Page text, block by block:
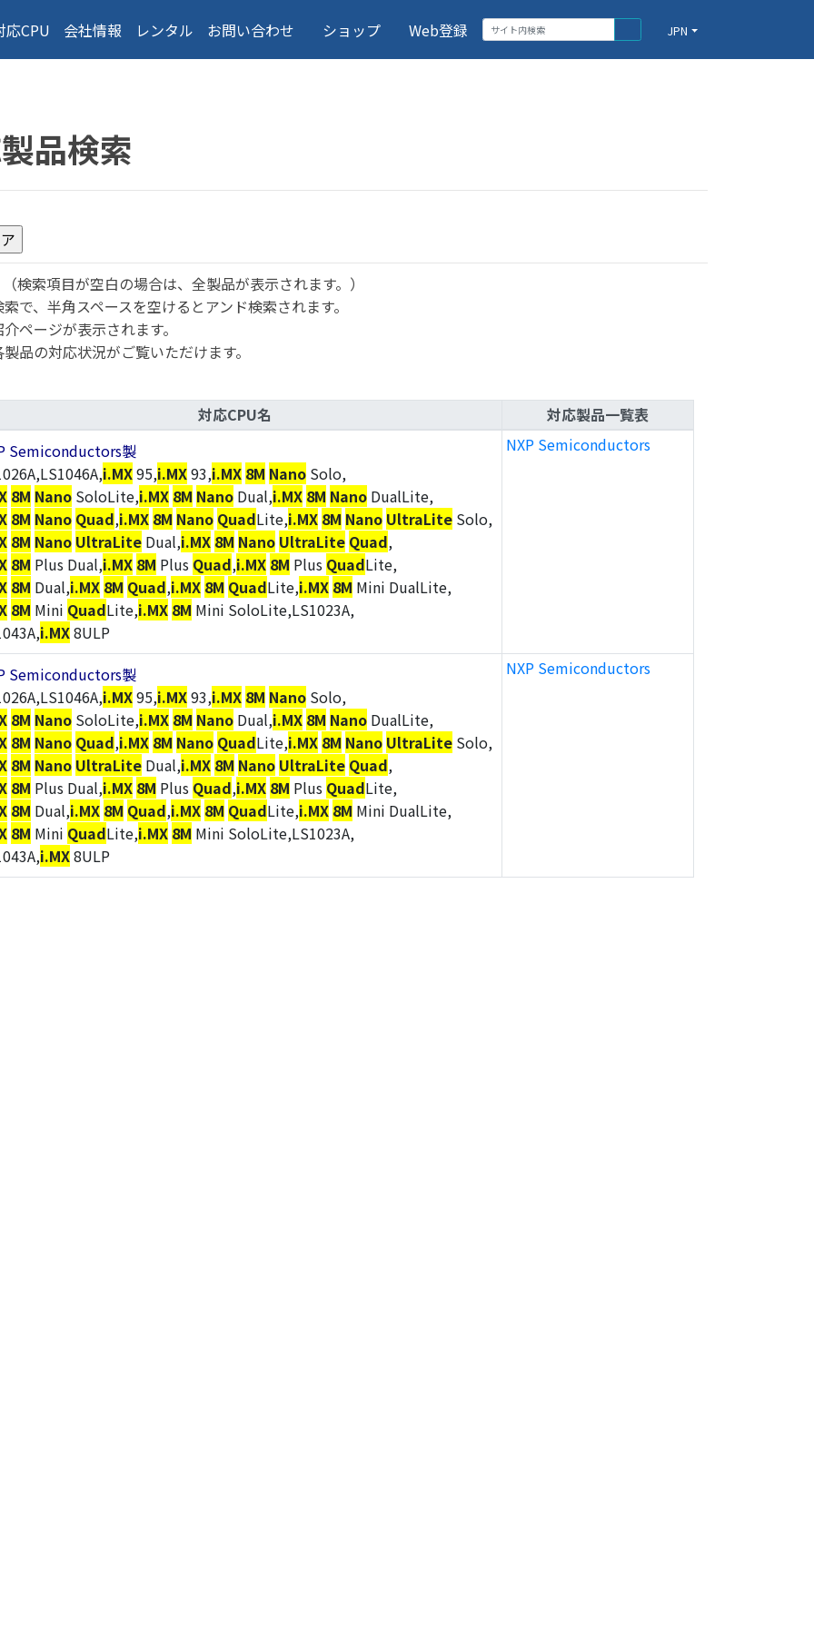
応CPU 会社情報 レンタル お問い合わせ ショップ Web登録 JPN
品検索
（検索項目が空白の場合は、全製品が表示されます。）
で、半角スペースを空けるとアンド検索されます。
ページが表示されます。
品の対応状況がご覧いただけます。
対応CPU名
対応製品一覧表
Semiconductors製
i.MX95,i.MX93,i.MX 8M Nano Solo,
8M Nano SoloLite,i.MX 8M Nano Dual,i.MX 8M Nano DualLite,
8M Nano Quad,i.MX 8M Nano QuadLite,i.MX 8M Nano UltraLite Solo,
8M Nano UltraLite Dual,i.MX 8M Nano UltraLite Quad,
8M Plus Dual,i.MX 8M Plus Quad,i.MX 8M Plus QuadLite,
8M Dual,i.MX 8M Quad,i.MX 8M QuadLite,i.MX 8M Mini DualLite,
8M Mini QuadLite,i.MX 8M Mini SoloLite,LS1023A,
i.MX8ULP
NXP Semiconductors
Semiconductors製
i.MX95,i.MX93,i.MX 8M Nano Solo,
8M Nano SoloLite,i.MX 8M Nano Dual,i.MX 8M Nano DualLite,
8M Nano Quad,i.MX 8M Nano QuadLite,i.MX 8M Nano UltraLite Solo,
8M Nano UltraLite Dual,i.MX 8M Nano UltraLite Quad,
8M Plus Dual,i.MX 8M Plus Quad,i.MX 8M Plus QuadLite,
8M Dual,i.MX 8M Quad,i.MX 8M QuadLite,i.MX 8M Mini DualLite,
8M Mini QuadLite,i.MX 8M Mini SoloLite,LS1023A,
i.MX8ULP
NXP Semiconductors